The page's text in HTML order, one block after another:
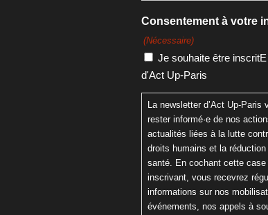
Consentement à votre
(Nécessaire)
Je souhaite être
d'Act Up-Paris
La newsletter d’Act Up-Paris
rester informé·e de nos
actualités liées à la lutte
droits humains et la
santé. En cochant cette case
inscrivant, vous recevrez
informations sur nos
événements, nos appels à